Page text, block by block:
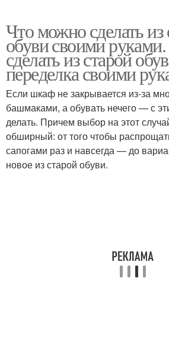
Винтажная обувь
Детская обувь
Что можно сделать из
обуви своими
сделать из старой
переделка своими
Если шкаф не закрывается из-за
башмаками, а обувать нечего — с
делать. Причем выбор на этот
обширный: от того чтобы
сапогами раз и навсегда — до
новое из старой обуви.